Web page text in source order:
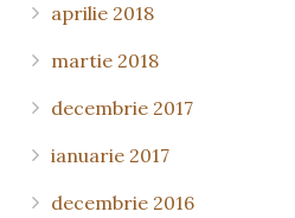
aprilie 2018
martie 2018
decembrie 2017
ianuarie 2017
decembrie 2016